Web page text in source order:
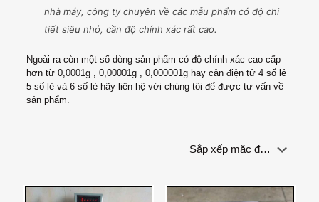
nhà máy, công ty chuyên về các mẫu phẩm có độ chi
tiết siêu nhỏ, cần độ chính xác rất cao.
Ngoài ra còn một số dòng sản phẩm có độ chính xác cao cấp
hơn từ 0,0001g , 0,00001g , 0,000001g hay cân điện tử 4 số lẻ
5 số lẻ và 6 số lẻ hãy liên hệ với chúng tôi để được tư vấn về
sản phẩm.